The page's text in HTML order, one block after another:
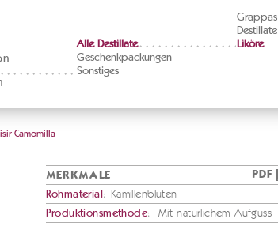
Alle Destillate
Grappas
Destillate
Liköre
Geschenkpackungen
Sonstiges
Camomilla
PDF
MERKMALE
Rohmaterial : Kamillenblüten
Produktionsmethode: Mit natürlichem Aufguss